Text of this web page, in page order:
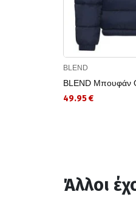
BLEND
BLEND Μπουφάν
49.95 €
Άλλοι